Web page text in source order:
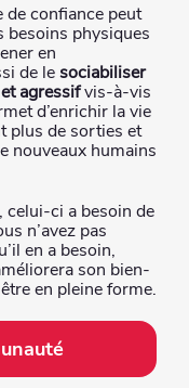
de confiance peut
besoins physiques
en
de lesociabiliser
agressifvis-à-vis
d’enrichir la vie
plus de sorties et
nouveaux humains
celui-ci a besoin de
n’avez pas
en a besoin,
son bien-
en pleine forme.